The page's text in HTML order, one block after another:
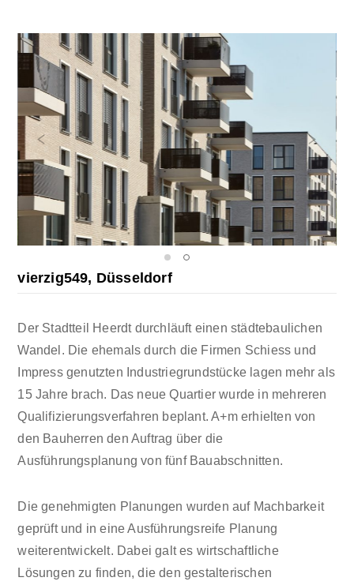
vierzig549, Düsseldorf
Der Stadtteil Heerdt durchläuft einen städtebaulichen
Wandel. Die ehemals durch die Firmen Schiess und
Impress genutzten Industriegrundstücke lagen mehr als
15 Jahre brach. Das neue Quartier wurde in mehreren
Qualifizierungsverfahren beplant. A+m erhielten von
den Bauherren den Auftrag über die
Ausführungsplanung von fünf Bauabschnitten.
Die genehmigten Planungen wurden auf Machbarkeit
geprüft und in eine Ausführungsreife Planung
weiterentwickelt. Dabei galt es wirtschaftliche
Lösungen zu finden, die den gestalterischen